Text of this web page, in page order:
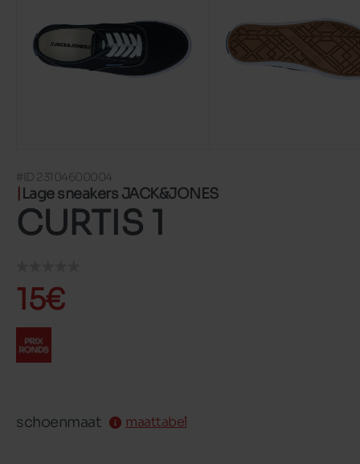
#ID 23104600004
Lage sneakers JACK&JONES
CURTIS 1
15€
schoenmaat maattabel